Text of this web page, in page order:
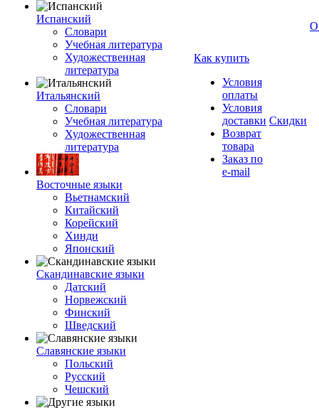
Испанский
Словари
Учебная литература
Художественная
литература
Итальянский
Словари
Учебная литература
Художественная
литература
Восточные языки
Вьетнамский
Китайский
Корейский
Хинди
Японский
Скандинавские языки
Датский
Норвежский
Финский
Шведский
Славянские языки
Польский
Русский
Чешский
Как купить
Условия
оплаты
Условия
доставки
Возврат
товара
Заказ по
e-mail
Скидки
О